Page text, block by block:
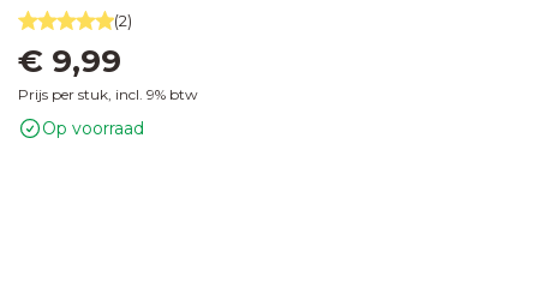
(2)
€ 9,99
Prijs per stuk, incl. 9% btw
Op voorraad